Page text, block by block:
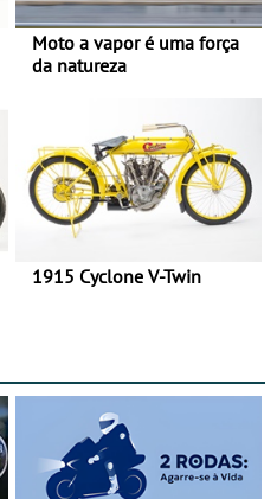
Moto a vapor é uma força
da natureza
1915 Cyclone V-Twin